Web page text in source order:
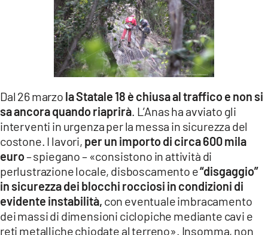
Dal 26 marzo la Statale 18 è chiusa al traffico e non si
sa ancora quando riaprirà. L’Anas ha avviato gli
interventi in urgenza per la messa in sicurezza del
costone. I lavori, per un importo di circa 600 mila
euro– spiegano – «consistono in attività di
perlustrazione locale, disboscamento e“disgaggio”
in sicurezza dei blocchi rocciosi in condizioni di
evidente instabilità, con eventuale imbracamento
dei massi di dimensioni ciclopiche mediante cavi e
reti metalliche chiodate al terreno». Insomma, non